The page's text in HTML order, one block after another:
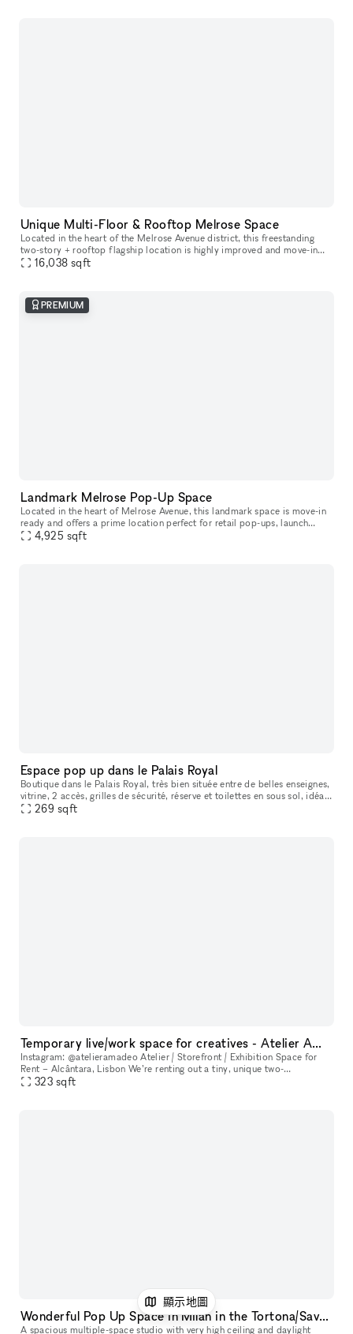
Unique Multi-Floor & Rooftop Melrose Space
Located in the heart of the Melrose Avenue district, this freestanding
two-story + rooftop flagship location is highly improved and move-in
ready. It is an incredible opportunity to host your next p
16,038 sqft
PREMIUM
Landmark Melrose Pop-Up Space
Located in the heart of Melrose Avenue, this landmark space is move-in
ready and offers a prime location perfect for retail pop-ups, launch
4,925 sqft
Espace pop up dans le Palais Royal
Boutique dans le Palais Royal, très bien située entre de belles enseignes,
vitrine, 2 accès, grilles de sécurité, réserve et toilettes en sous sol, idéal
pour pop up Fashion week
269 sqft
Temporary live/work space for creatives - Atelier AMADEO
Instagram: @atelieramadeo Atelier / Storefront / Exhibition Space for
Rent – Alcântara, Lisbon We’re renting out a tiny, unique two-
level atelier space with a large glass-fronted storefront, recentl
323 sqft
Wonderful Pop Up Space in Milan in the Tortona/Savona district
A spacious multiple-space studio with very high ceiling and daylight
顯示地圖